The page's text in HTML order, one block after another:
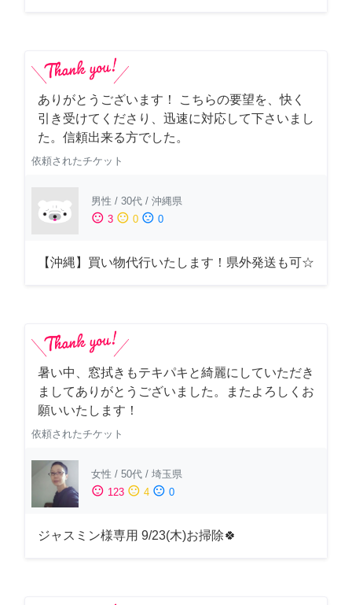
ありがとうございます！ こちらの要望を、快く
引き受けてくださり、迅速に対応して下さいまし
た。信頼出来る方でした。
依頼されたチケット
男性 / 30代 / 沖縄県
sentiment_satisfied 3 sentiment_neutral 0 sentiment_dissatisfied 0
【沖縄】買い物代行いたします！県外発送も可☆
暑い中、窓拭きもテキパキと綺麗にしていただき
ましてありがとうございました。またよろしくお
願いいたします！
依頼されたチケット
女性 / 50代 / 埼玉県
sentiment_satisfied 123 sentiment_neutral 4 sentiment_dissatisfied 0
ジャスミン様専用 9/23(木)お掃除🍀